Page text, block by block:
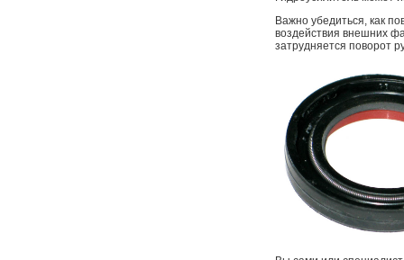
Важно убедиться, как
воздействия внешних
затрудняется поворот